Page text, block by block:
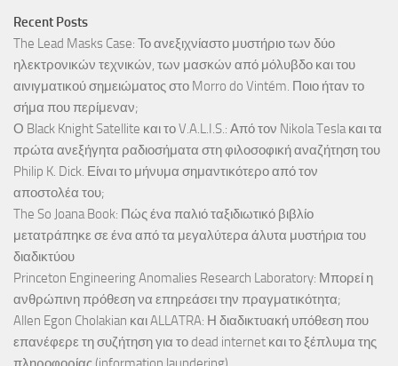
Recent Posts
The Lead Masks Case: Το ανεξιχνίαστο μυστήριο των δύο
ηλεκτρονικών τεχνικών, των μασκών από μόλυβδο και του
αινιγματικού σημειώματος στο Morro do Vintém. Ποιο ήταν το
σήμα που περίμεναν;
Ο Black Knight Satellite και το V.A.L.I.S.: Από τον Nikola Tesla και τα
πρώτα ανεξήγητα ραδιοσήματα στη φιλοσοφική αναζήτηση του
Philip K. Dick. Είναι το μήνυμα σημαντικότερο από τον
αποστολέα του;
The So Joana Book: Πώς ένα παλιό ταξιδιωτικό βιβλίο
μετατράπηκε σε ένα από τα μεγαλύτερα άλυτα μυστήρια του
διαδικτύου
Princeton Engineering Anomalies Research Laboratory: Μπορεί η
ανθρώπινη πρόθεση να επηρεάσει την πραγματικότητα;
Allen Egon Cholakian και ALLATRA: Η διαδικτυακή υπόθεση που
επανέφερε τη συζήτηση για το dead internet και το ξέπλυμα της